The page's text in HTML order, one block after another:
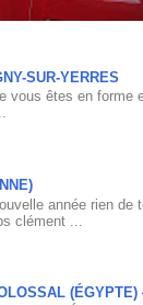
SUR-YERRES
vous êtes en forme
année rien de
clément ...
(ÉGYPTE)